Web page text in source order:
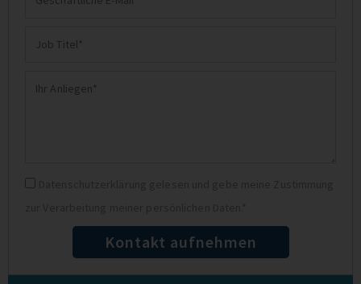
Mail
Datenschutz
Kontakt aufnehmen